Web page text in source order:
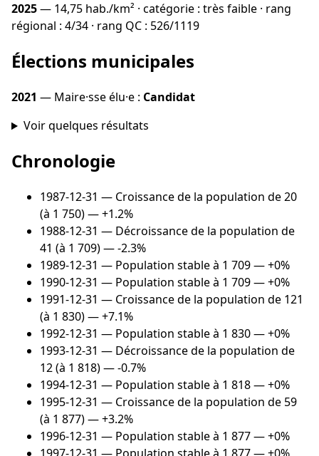
2025— 14,75 hab./km² · catégorie : très faible · rang
régional : 4/34 · rang QC : 526/1119
Élections municipales
2021 — Maire·sse élu·e : Candidat
Voir quelques résultats
Chronologie
1987-12-31 — Croissance de la population de 20
(à 1 750) — +1.2%
1988-12-31 — Décroissance de la population de
41 (à 1 709) — -2.3%
1989-12-31 — Population stable à 1 709 — +0%
1990-12-31 — Population stable à 1 709 — +0%
1991-12-31 — Croissance de la population de 121
(à 1 830) — +7.1%
1992-12-31 — Population stable à 1 830 — +0%
1993-12-31 — Décroissance de la population de
12 (à 1 818) — -0.7%
1994-12-31 — Population stable à 1 818 — +0%
1995-12-31 — Croissance de la population de 59
(à 1 877) — +3.2%
1996-12-31 — Population stable à 1 877 — +0%